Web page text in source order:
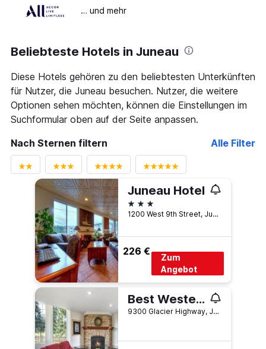
… und mehr
Beliebteste Hotels in Juneau
Diese Hotels gehören zu den beliebtesten Unterkünften
für Nutzer, die Juneau besuchen. Nutzer, die weitere
Optionen sehen möchten, können die Einstellungen im
Suchformular oben auf der Seite anpassen.
Nach Sternen filtern
Alle Filter
Juneau Hotel
3 Sterne
1200 West 9th Street, Juneau, AK, USA
226 €
Zum
Angebot
Best Western Country Lane Inn
9300 Glacier Highway, Juneau, AK, USA